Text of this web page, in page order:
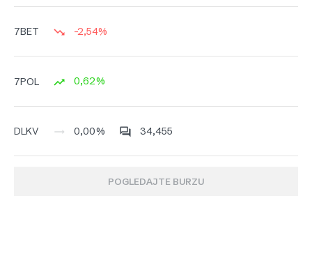
7BET -2,54%
7POL 0,62%
DLKV 0,00% 34,455
POGLEDAJTE BURZU